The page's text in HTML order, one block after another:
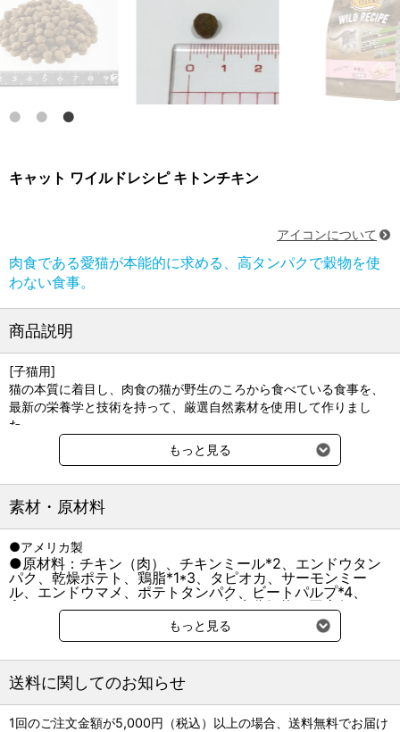
キャット ワイルドレシピ キトンチキン
アイコンについて
肉食である愛猫が本能的に求める、高タンパクで穀物を使
わない食事。
商品説明
[子猫用]
猫の本質に着目し、肉食の猫が野生のころから食べている食事を、
最新の栄養学と技術を持って、厳選自然素材を使用して作りまし
た。
■高タンパク
高タンパクを実現。
愛猫の健康な筋肉の維持をサポートします。
■穀物フリー（穀物不使用）
肉食である猫のために、穀物不使用。
小麦やトウモロコシ、米などの穀物を原材料として使用せず、
消化性に優れた高品質なエンドウマメやポテトなどを使用すること
穀物が苦手な猫の健康維持と消化吸収の健康維持に配慮。
■厳選自然素材を使用
―猫は肉食動物です―
●鋭くとがった歯と強いあごの筋肉
→肉を引き裂き、飲み込むことに適している。
もっと見る
素材・原材料
●アメリカ製
●原材料：チキン（肉）、チキンミール*2、エンドウタン
パク、乾燥ポテト、鶏脂*1*3、タピオカ、サーモンミー
ル、エンドウマメ、ポテトタンパク、ビートパルプ*4、
卵、フィッシュミール、タンパク加水分解物、亜麻仁*5、
フィッシュオイル*1、ユッカ抽出物、ビタミン類（A、B1、
B2、B6、B12、C、D3、E、コリン、ナイアシン、パント
ライド、セレン、ナトリウム、マンガン、ヨウ素、亜鉛、
鉄、銅）、アミノ酸類（タウリン、メチオニン）、酸化防
止剤（ミックストコフェロール、ローズマリー抽出物、ク
エン酸） *1 ミックストコフェロールで保存、*2 カルシウ
ム源、*3 オメガ6脂肪酸源、*4 食物繊維源、*5 オメガ3脂
もっと見る
送料に関してのお知らせ
1回のご注文金額が5,000円（税込）以上の場合、送料無料でお届け